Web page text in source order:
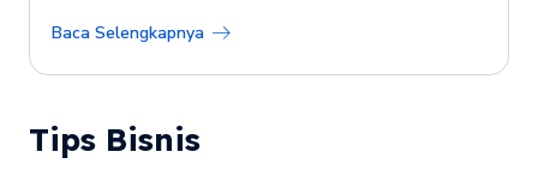
Baca Selengkapnya
Tips Bisnis